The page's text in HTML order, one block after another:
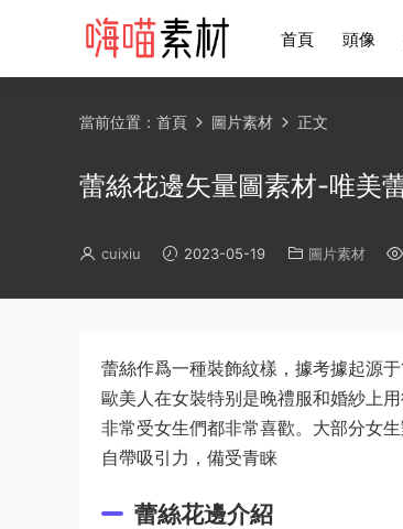
首頁 頭像
當前位置： 首頁 圖片素材 正文
蕾絲花邊矢量圖素材-唯美
cuixiu 2023-05-19 圖片素材
蕾絲作爲一種裝飾紋樣，據考據起源
歐美人在女裝特别是晚禮服和婚紗上
非常受女生們都非常喜歡。大部分女
自帶吸引力，備受青睐
蕾絲花邊介紹